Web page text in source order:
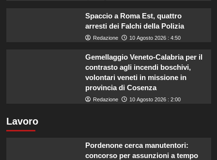
Spaccio a Roma Est, quattro
arresti dei Falchi della Polizia
Redazione 10 Agosto 2026 : 4:50
Gemellaggio Veneto-Calabria per il
contrasto agli incendi boschivi,
volontari veneti in missione in
provincia di Cosenza
Redazione 10 Agosto 2026 : 2:00
Lavoro
Pordenone cerca manutentori:
concorso per assunzioni a tempo